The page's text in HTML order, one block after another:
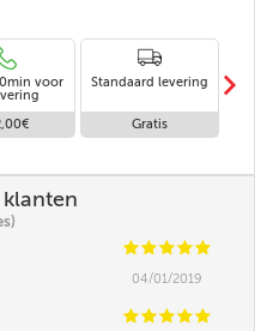
voor
Standaard levering
Gratis
m
CCCCC
04/01/2019
CCCCC